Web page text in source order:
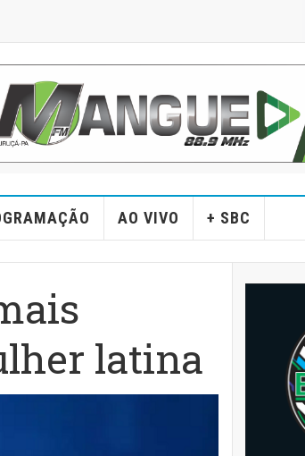
AO VIVO + SBC
latina